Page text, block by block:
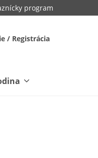
program
/ Registrácia